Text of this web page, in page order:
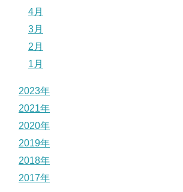
4月
3月
2月
1月
2023年
2021年
2020年
2019年
2018年
2017年